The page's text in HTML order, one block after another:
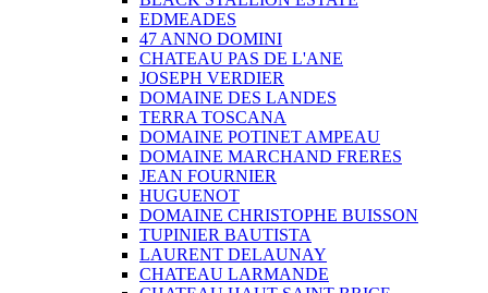
EDMEADES
47 ANNO DOMINI
CHATEAU PAS DE L'ANE
JOSEPH VERDIER
DOMAINE DES LANDES
TERRA TOSCANA
DOMAINE POTINET AMPEAU
DOMAINE MARCHAND FRERES
JEAN FOURNIER
HUGUENOT
DOMAINE CHRISTOPHE BUISSON
TUPINIER BAUTISTA
LAURENT DELAUNAY
CHATEAU LARMANDE